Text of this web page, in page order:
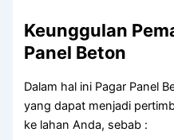
Keunggulan
Panel Beton
Dalam hal ini Pagar Panel
yang dapat menjadi
ke lahan Anda, sebab :